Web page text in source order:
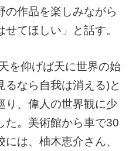
の作品を楽しみながら
てほしい」と話す。
を仰げば天に世界の始
るなら自我は消える)と
り、偉人の世界観に少
た。美術館から車で30
は、柚木恵介さん、